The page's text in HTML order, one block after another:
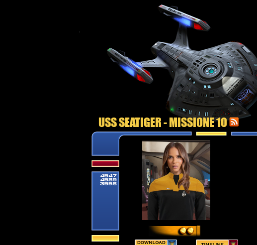
USS SEATIGER - MISSIONE 10